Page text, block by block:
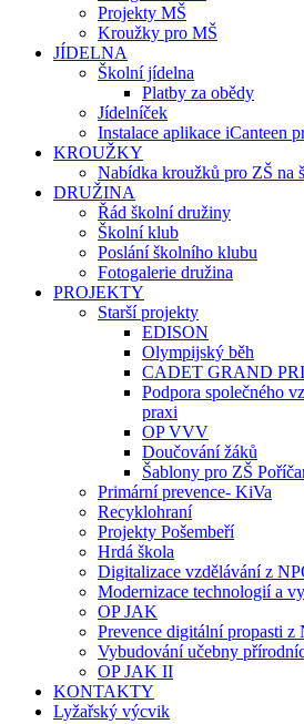
Projekty MŠ
Kroužky pro MŠ
JÍDELNA
Školní jídelna
Platby za obědy
Jídelníček
Instalace aplikace iCanteen
KROUŽKY
Nabídka kroužků pro ZŠ na
DRUŽINA
Řád školní družiny
Školní klub
Poslání školního klubu
Fotogalerie družina
PROJEKTY
Starší projekty
EDISON
Olympijský běh
CADET GRAND
Podpora společného
praxi
OP VVV
Doučování žáků
Šablony pro ZŠ
Primární prevence- KiVa
Recyklohraní
Projekty Pošembeří
Hrdá škola
Digitalizace vzdělávání z
Modernizace technologií a
OP JAK
Prevence digitální propasti z
Vybudování učebny
OP JAK II
KONTAKTY
Lyžařský výcvik